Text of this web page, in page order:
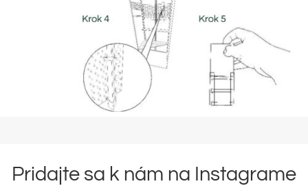
Pridajte sa k nám na Instagrame